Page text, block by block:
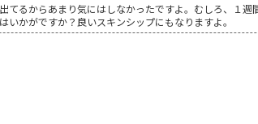
てるからあまり気にはしなかったですよ。むしろ、１
かがですか？良いスキンシップにもなりますよ。